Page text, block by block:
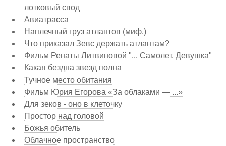
лотковый свод
Авиатрасса
Наплечный груз атлантов (миф.)
Что приказал Зевс держать атлантам?
Фильм Ренаты Литвиновой "... Самолет. Девушка"
Какая бездна звезд полна
Тучное место обитания
Фильм Юрия Егорова «За облаками — ...»
Для зеков - оно в клеточку
Простор над головой
Божья обитель
Облачное пространство